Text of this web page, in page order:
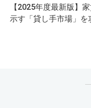
【2025年度最新版】
示す「貸し手市場」を